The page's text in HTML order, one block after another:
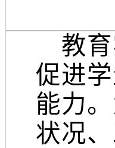
教
促进
能力
状况